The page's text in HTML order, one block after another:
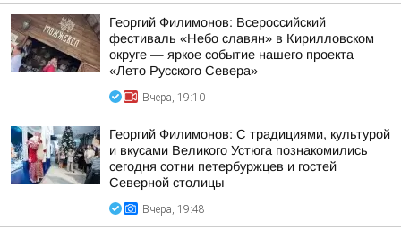
Георгий Филимонов: Всероссийский
фестиваль «Небо славян» в Кирилловском
округе — яркое событие нашего проекта
«Лето Русского Севера»
Вчера, 19:10
Георгий Филимонов: С традициями, культурой
и вкусами Великого Устюга познакомились
сегодня сотни петербуржцев и гостей
Северной столицы
Вчера, 19:48